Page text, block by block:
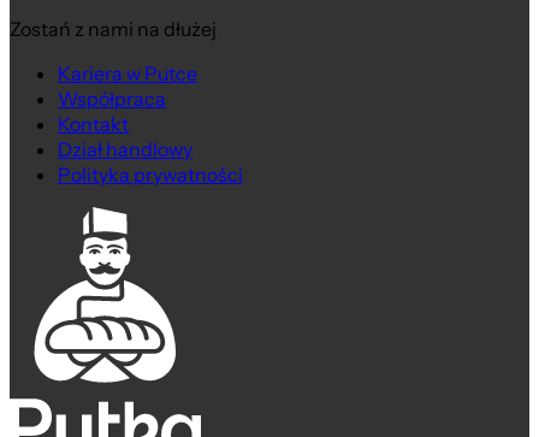
Zostań z nami na dłużej
Kariera w Putce
Współpraca
Kontakt
Dział handlowy
Polityka prywatności